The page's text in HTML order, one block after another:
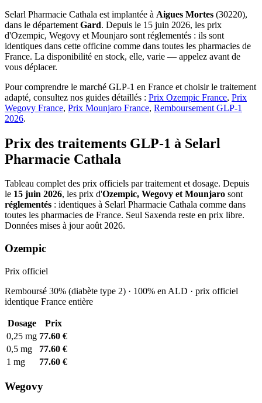
Selarl Pharmacie Cathala est implantée à Aigues Mortes (30220),
dans le département Gard. Depuis le 15 juin 2026, les prix
d'Ozempic, Wegovy et Mounjaro sont réglementés : ils sont
identiques dans cette officine comme dans toutes les pharmacies de
France. La disponibilité en stock, elle, varie — appelez avant de
vous déplacer.
Pour comprendre le marché GLP-1 en France et choisir le traitement
adapté, consultez nos guides détaillés : Prix Ozempic France, Prix
Wegovy France, Prix Mounjaro France, Remboursement GLP-1
2026.
Prix des traitements GLP-1 à Selarl
Pharmacie Cathala
Tableau complet des prix officiels par traitement et dosage. Depuis
le 15 juin 2026, les prix d'Ozempic, Wegovy et Mounjaro sont
réglementés : identiques à Selarl Pharmacie Cathala comme dans
toutes les pharmacies de France. Seul Saxenda reste en prix libre.
Données mises à jour août 2026.
Ozempic
Prix officiel
Remboursé 30% (diabète type 2) · 100% en ALD · prix officiel
identique France entière
Dosage
Prix
0,25 mg 77.60 €
0,5 mg
77.60 €
1 mg
77.60 €
Wegovy